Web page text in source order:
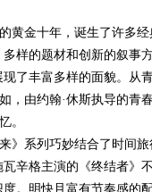
黄金十年，诞生了许多
样的题材和创新的叙事
现了丰富多样的面貌。
，由约翰·休斯执导的
。
》系列巧妙结合了时间
辛格主演的《终结者》
度。明快且富有节奏感